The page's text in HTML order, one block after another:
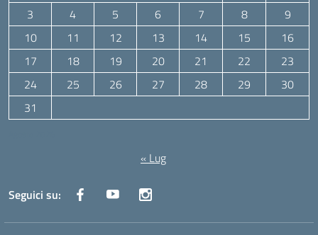
3
4 5 6 7 8
9
10
11 12 13 14 15
16
17
18 19 20 21 22
23
24
25 26 27 28 29
30
31
« Lug
Seguici su: